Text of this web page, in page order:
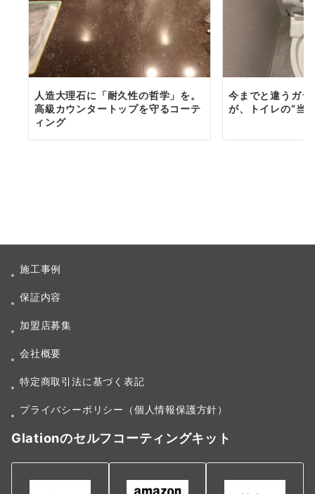
人造大理石に「耐久性の哲学」を。
高級カウンタートップを守るコーテ
ィング
今までと違うガ
が、トイレの“当
施工事例
保証内容
加盟店募集
会社概要
特定商取引法に基づく表記
プライバシーポリシー（個人情報保護方針）
Glationのセルフコーティングキット